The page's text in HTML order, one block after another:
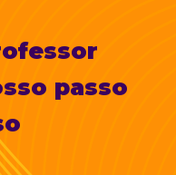
passo